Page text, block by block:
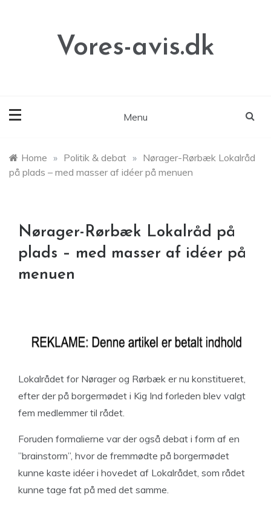
Vores-avis.dk
Menu
Home » Politik & debat » Nørager-Rørbæk Lokalråd
på plads – med masser af idéer på menuen
Nørager-Rørbæk Lokalråd på
plads – med masser af idéer på
menuen
Lokalrådet for Nørager og Rørbæk er nu konstitueret,
efter der på borgermødet i Kig Ind forleden blev valgt
fem medlemmer til rådet.
Foruden formalierne var der også debat i form af en
”brainstorm”, hvor de fremmødte på borgermødet
kunne kaste idéer i hovedet af Lokalrådet, som rådet
kunne tage fat på med det samme.